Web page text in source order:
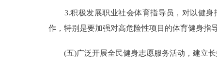
3.积极发展职业社会体育指导员，对以健身
作，特别是要加强对高危险性项目的体育健身指
(五)广泛开展全民健身志愿服务活动，建立长